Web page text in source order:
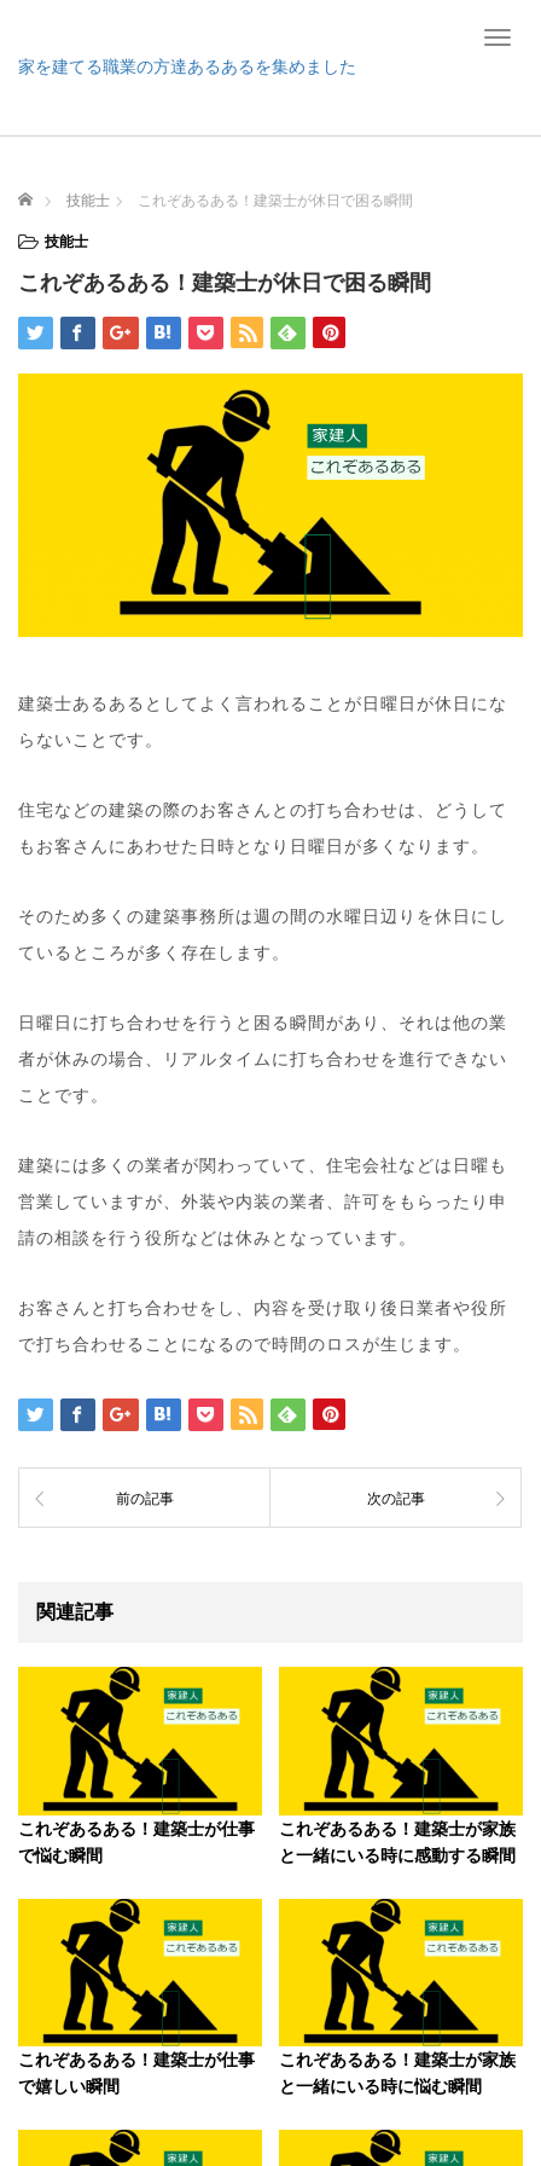
T
l
o
家を建てる職業の方達あるあるを集めました
ホーム 技能士 これぞあるある！建築士が休日で困る瞬間
技能士
これぞあるある！建築士が休日で困る瞬間
建築士あるあるとしてよく言われることが日曜日が休日にな
らないことです。
住宅などの建築の際のお客さんとの打ち合わせは、どうして
もお客さんにあわせた日時となり日曜日が多くなります。
そのため多くの建築事務所は週の間の水曜日辺りを休日にし
ているところが多く存在します。
日曜日に打ち合わせを行うと困る瞬間があり、それは他の業
者が休みの場合、リアルタイムに打ち合わせを進行できない
ことです。
建築には多くの業者が関わっていて、住宅会社などは日曜も
営業していますが、外装や内装の業者、許可をもらったり申
請の相談を行う役所などは休みとなっています。
お客さんと打ち合わせをし、内容を受け取り後日業者や役所
で打ち合わせることになるので時間のロスが生じます。
前の記事 次の記事
関連記事
これぞあるある！建築士が仕事
で悩む瞬間
これぞあるある！建築士が家族
と一緒にいる時に感動する瞬間
これぞあるある！建築士が仕事
で嬉しい瞬間
これぞあるある！建築士が家族
と一緒にいる時に悩む瞬間